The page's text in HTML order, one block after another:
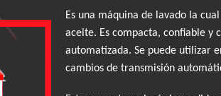
Es una máquina de lavado la
aceite. Es compacta, confiable y
automatizada. Se puede utilizar
cambios de transmisión